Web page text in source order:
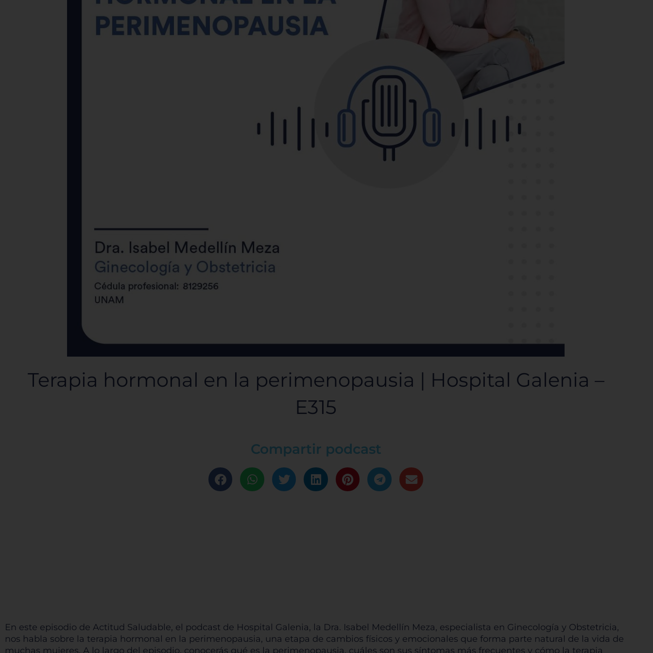
Terapia hormonal en la perimenopausia | Hospital Galenia –
E315
Compartir podcast
En este episodio de Actitud Saludable, el podcast de Hospital Galenia, la Dra. Isabel Medellín Meza, especialista en Ginecología y Obstetricia,
nos habla sobre la terapia hormonal en la perimenopausia, una etapa de cambios físicos y emocionales que forma parte natural de la vida de
muchas mujeres. A lo largo del episodio, conocerás qué es la perimenopausia, cuáles son sus síntomas más frecuentes y cómo la terapia